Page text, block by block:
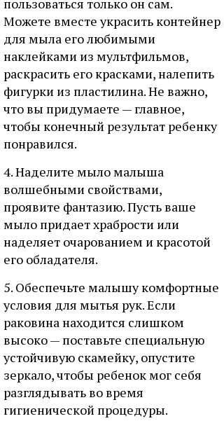
пользоваться только он сам.
Можете вместе украсить контейнер
для мыла его любимыми
наклейками из мультфильмов,
раскрасить его красками, налепить
фигурки из пластилина. Не важно,
что вы придумаете — главное,
чтобы конечный результат ребенку
понравился.
4. Наделите мыло малыша
волшебными свойствами,
проявите фантазию. Пусть ваше
мыло придает храбрости или
наделяет очарованием и красотой
его обладателя.
5. Обеспечьте малышу комфортные
условия для мытья рук. Если
раковина находится слишком
высоко — поставьте специальную
устойчивую скамейку, опустите
зеркало, чтобы ребенок мог себя
разглядывать во время
гигиенической процедуры.